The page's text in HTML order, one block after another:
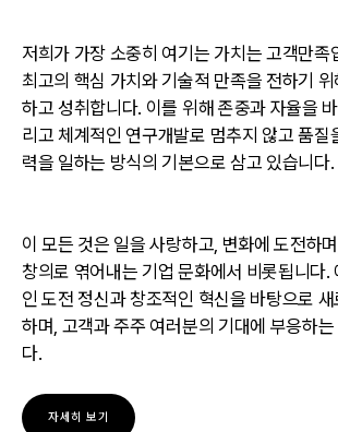
저희가 가장 소중히 여기는 가치는 고객만족
최고의 핵심 가치와 기술적 만족을 전하기
하고 성취합니다. 이를 위해 존중과 자율을
리고 체계적인 연구개발로 멈추지 않고 품질
력을 일하는 방식의 기본으로 삼고 있습니다.
이 모든 것은 일을 사랑하고, 변화에 도전하
창의로 엮어내는 기업 문화에서 비롯됩니다.
인 도전 정신과 창조적인 혁신을 바탕으로
하며, 고객과 주주 여러분의 기대에 부응하는
다.
자세히 보기